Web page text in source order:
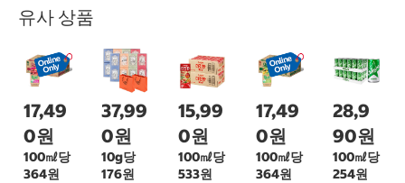
유사 상품
17,49
0원
100㎖당
364원
37,99
0원
10g당
176원
15,99
0원
100㎖당
533원
17,49
0원
100㎖당
364원
28,9
90원
100㎖당
254원